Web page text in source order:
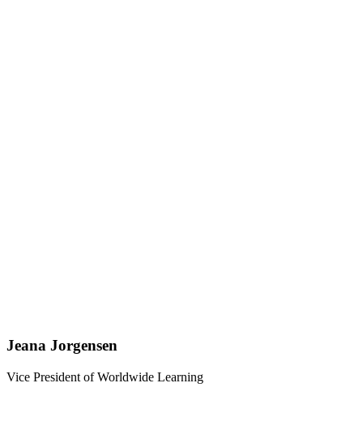
Jeana Jorgensen
Vice President of Worldwide Learning